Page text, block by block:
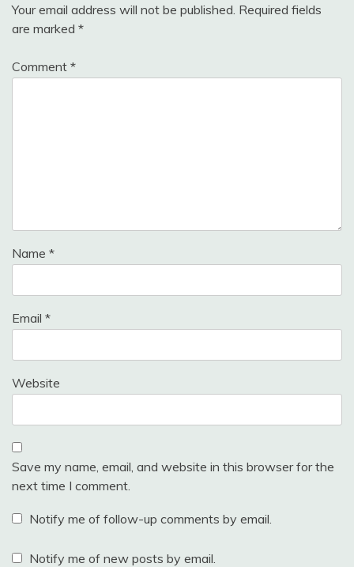
Your email address will not be published. Required fields
are marked *
Comment *
Name *
Email *
Website
Save my name, email, and website in this browser for the
next time I comment.
Notify me of follow-up comments by email.
Notify me of new posts by email.